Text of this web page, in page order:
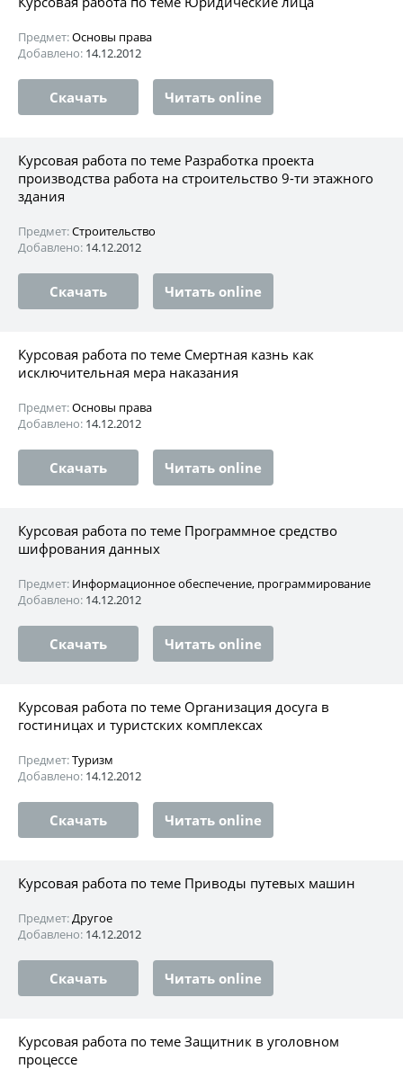
Предмет:Основы права
Добавлено: 14.12.2012
Скачать Читать online
Курсовая работа по теме Разработка проекта
производства работа на строительство 9-ти этажного
здания
Предмет:Строительство
Добавлено: 14.12.2012
Скачать Читать online
Курсовая работа по теме Смертная казнь как
исключительная мера наказания
Предмет:Основы права
Добавлено: 14.12.2012
Скачать Читать online
Курсовая работа по теме Программное средство
шифрования данных
Предмет: Информационное обеспечение, программирование
Добавлено: 14.12.2012
Скачать Читать online
Курсовая работа по теме Организация досуга в
гостиницах и туристских комплексах
Предмет:Туризм
Добавлено: 14.12.2012
Скачать Читать online
Курсовая работа по теме Приводы путевых машин
Предмет:Другое
Добавлено: 14.12.2012
Скачать Читать online
Курсовая работа по теме Защитник в уголовном
процессе